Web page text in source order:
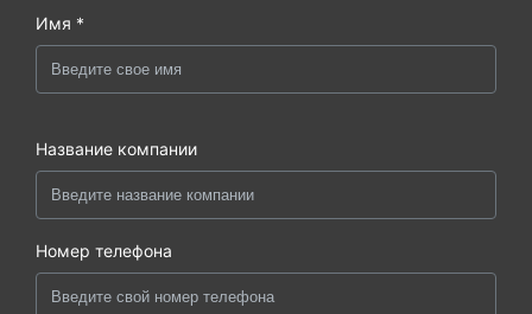
Имя *
Название компании
Номер телефона